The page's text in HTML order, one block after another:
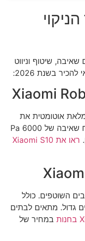
שיטוף וניווט
בשנת 2026:
Xiaomi
אוטומטית את
מיכל המים ומריקה את המיכל האבק. כוח שאיבה של 6000 Pa
ראו את Xiaomi S10
השוטפים. כולל
גדול. מתאים לבתים
במחיר של